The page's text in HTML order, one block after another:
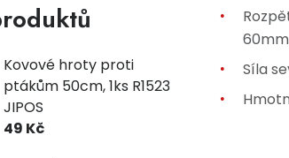
Kovové hroty proti
ptákům 50cm, 1ks R1523
JIPOS
49 Kč
60mm
Síla